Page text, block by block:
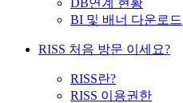
DB연계 현황
BI 및 배너 다운로드
RISS 처음 방문 이세요?
RISS란?
RISS 이용권한